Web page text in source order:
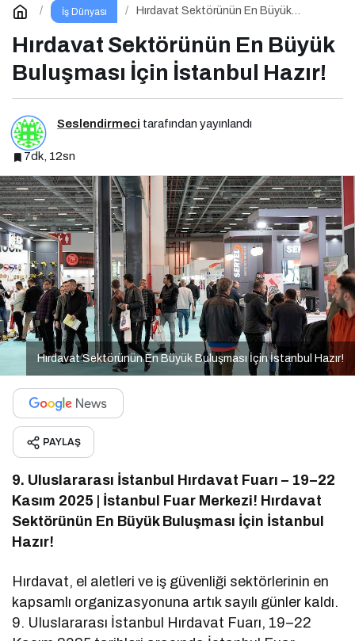
İş Dünyası
Hırdavat Sektörünün En Büyük
Hırdavat Sektörünün En Büyük
Buluşması İçin İstanbul Hazır!
Seslendirmeci tarafından yayınlandı
7dk, 12sn
Hırdavat Sektörünün En Büyük Buluşması İçin İstanbul Hazır!
PAYLAŞ
9. Uluslararası İstanbul Hırdavat Fuarı – 19–22
Kasım 2025 | İstanbul Fuar Merkezi! Hırdavat
Sektörünün En Büyük Buluşması İçin İstanbul
Hazır!
Hırdavat, el aletleri ve iş güvenliği sektörlerinin en
kapsamlı organizasyonuna artık sayılı günler kaldı.
9. Uluslararası İstanbul Hırdavat Fuarı, 19–22